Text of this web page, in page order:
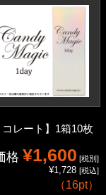
レート】1箱10枚
格 ¥1,600 [税別]
¥1,728 [税込]
（16pt）